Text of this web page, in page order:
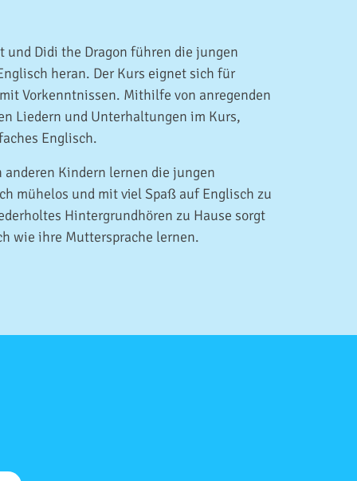
und Didi the Dragon führen die jungen
heran. Der Kurs eignet sich für
Vorkenntnissen. Mithilfe von anregenden
Liedern und Unterhaltungen im Kurs,
Englisch.
Kindern lernen die jungen
mühelos und mit viel Spaß auf Englisch zu
Hintergrundhören zu Hause sorgt
wie ihre Muttersprache lernen.